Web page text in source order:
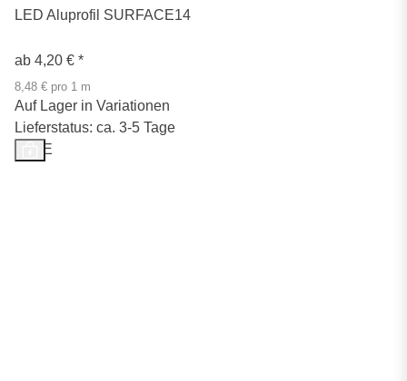
LED Aluprofil SURFACE14
ab 4,20 € *
8,48 € pro 1 m
Auf Lager in Variationen
Lieferstatus: ca. 3-5 Tage
SALE